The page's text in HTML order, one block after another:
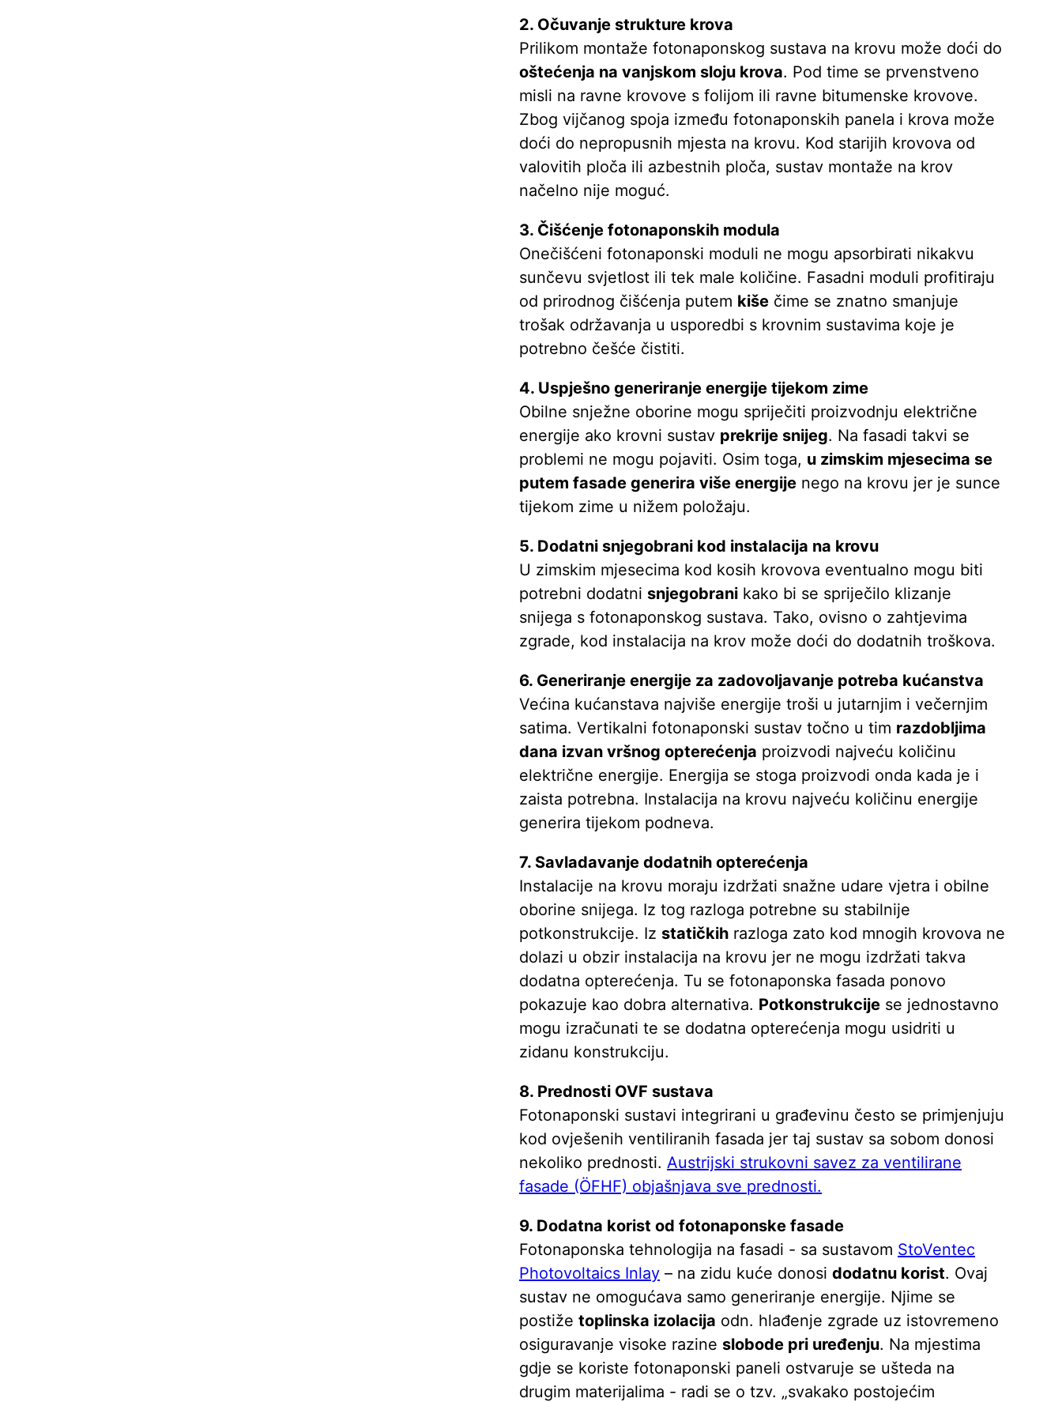
2. Očuvanje strukture krova
Prilikom montaže fotonaponskog sustava na krovu može doći do
oštećenja na vanjskom sloju krova. Pod time se prvenstveno
misli na ravne krovove s folijom ili ravne bitumenske krovove.
Zbog vijčanog spoja između fotonaponskih panela i krova može
doći do nepropusnih mjesta na krovu. Kod starijih krovova od
valovitih ploča ili azbestnih ploča, sustav montaže na krov
načelno nije moguć.
3. Čišćenje fotonaponskih modula
Onečišćeni fotonaponski moduli ne mogu apsorbirati nikakvu
sunčevu svjetlost ili tek male količine. Fasadni moduli profitiraju
od prirodnog čišćenja putem kiše čime se znatno smanjuje
trošak održavanja u usporedbi s krovnim sustavima koje je
potrebno češće čistiti.
4. Uspješno generiranje energije tijekom zime
Obilne snježne oborine mogu spriječiti proizvodnju električne
energije ako krovni sustav prekrije snijeg. Na fasadi takvi se
problemi ne mogu pojaviti. Osim toga, u zimskim mjesecima se
putem fasade generira više energije nego na krovu jer je sunce
tijekom zime u nižem položaju.
5. Dodatni snjegobrani kod instalacija na krovu
U zimskim mjesecima kod kosih krovova eventualno mogu biti
potrebni dodatni snjegobrani kako bi se spriječilo klizanje
snijega s fotonaponskog sustava. Tako, ovisno o zahtjevima
zgrade, kod instalacija na krov može doći do dodatnih troškova.
6. Generiranje energije za zadovoljavanje potreba kućanstva
Većina kućanstava najviše energije troši u jutarnjim i večernjim
satima. Vertikalni fotonaponski sustav točno u tim razdobljima
dana izvan vršnog opterećenja proizvodi najveću količinu
električne energije. Energija se stoga proizvodi onda kada je i
zaista potrebna. Instalacija na krovu najveću količinu energije
generira tijekom podneva.
7. Savladavanje dodatnih opterećenja
Instalacije na krovu moraju izdržati snažne udare vjetra i obilne
oborine snijega. Iz tog razloga potrebne su stabilnije
potkonstrukcije. Iz statičkih razloga zato kod mnogih krovova ne
dolazi u obzir instalacija na krovu jer ne mogu izdržati takva
dodatna opterećenja. Tu se fotonaponska fasada ponovo
pokazuje kao dobra alternativa. Potkonstrukcije se jednostavno
mogu izračunati te se dodatna opterećenja mogu usidriti u
zidanu konstrukciju.
8. Prednosti OVF sustava
Fotonaponski sustavi integrirani u građevinu često se primjenjuju
kod ovješenih ventiliranih fasada jer taj sustav sa sobom donosi
nekoliko prednosti. Austrijski strukovni savez za ventilirane
fasade (ÖFHF) objašnjava sve prednosti.
9. Dodatna korist od fotonaponske fasade
Fotonaponska tehnologija na fasadi - sa sustavom StoVentec
Photovoltaics Inlay – na zidu kuće donosi dodatnu korist. Ovaj
sustav ne omogućava samo generiranje energije. Njime se
postiže toplinska izolacija odn. hlađenje zgrade uz istovremeno
osiguravanje visoke razine slobode pri uređenju. Na mjestima
gdje se koriste fotonaponski paneli ostvaruje se ušteda na
drugim materijalima - radi se o tzv. „svakako postojećim